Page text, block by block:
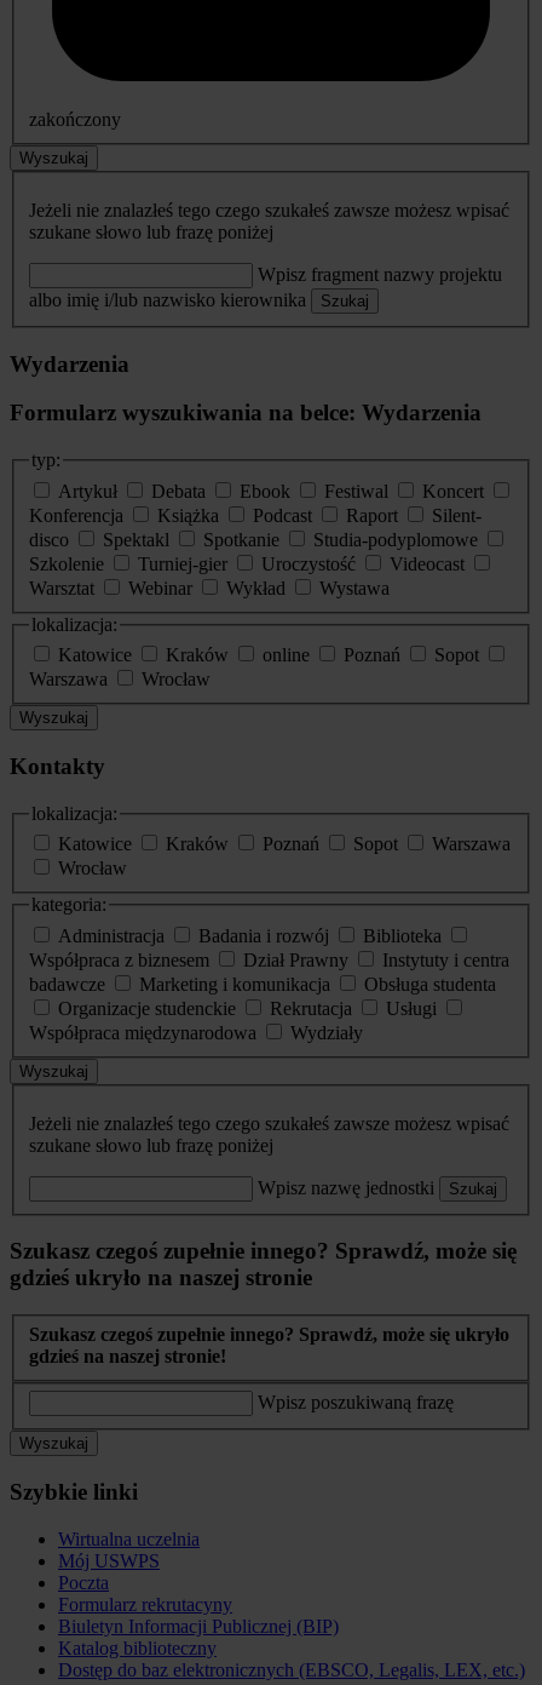
zakończony
Wyszukaj
Jeżeli nie znalazłeś tego czego szukałeś zawsze możesz wpisać
szukane słowo lub frazę poniżej
Wpisz fragment nazwy projektu
albo imię i/lub nazwisko kierownika
Szukaj
Wydarzenia
Formularz wyszukiwania na belce: Wydarzenia
typ:
Artykuł
Debata Ebook Festiwal
Koncert
Konferencja
Książka Podcast Raport
Silent-
disco
Spektakl Spotkanie
Studia-podyplomowe
Szkolenie
Turniej-gier Uroczystość
Videocast
Warsztat
Webinar Wykład
Wystawa
lokalizacja:
Katowice
Kraków online Poznań
Sopot
Warszawa
Wrocław
Wyszukaj
Kontakty
lokalizacja:
Katowice
Kraków Poznań Sopot
Warszawa
Wrocław
kategoria:
Administracja
Badania i rozwój
Biblioteka
Współpraca z biznesem
Dział Prawny
Instytuty i centra
badawcze
Marketing i komunikacja
Obsługa studenta
Organizacje studenckie
Rekrutacja
Usługi
Współpraca międzynarodowa
Wydziały
Wyszukaj
Jeżeli nie znalazłeś tego czego szukałeś zawsze możesz wpisać
szukane słowo lub frazę poniżej
Wpisz nazwę jednostki Szukaj
Szukasz czegoś zupełnie innego? Sprawdź, może się
gdzieś ukryło na naszej stronie
Szukasz czegoś zupełnie innego? Sprawdź, może się ukryło
gdzieś na naszej stronie!
Wpisz poszukiwaną frazę
Wyszukaj
Szybkie linki
Wirtualna uczelnia
Mój USWPS
Poczta
Formularz rekrutacyny
Biuletyn Informacji Publicznej (BIP)
Katalog biblioteczny
Dostęp do baz elektronicznych (EBSCO, Legalis, LEX, etc.)